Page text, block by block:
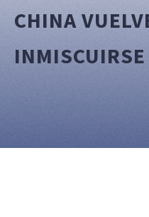
CHINA
INMISCUIRSE